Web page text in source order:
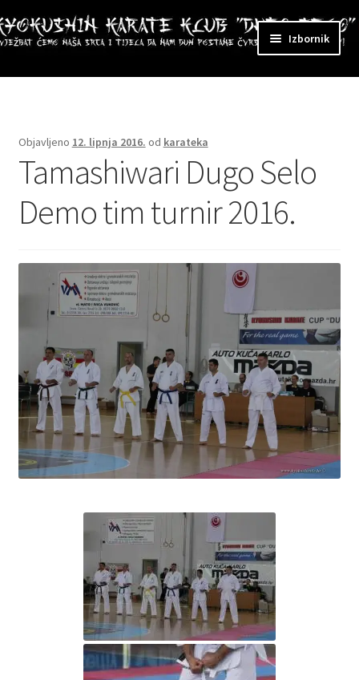
Preskoči
na
Skoči
do
Izbornik
Objavljeno 12. lipnja 2016. od karateka
Tamashiwari Dugo Selo
Demo tim turnir 2016.